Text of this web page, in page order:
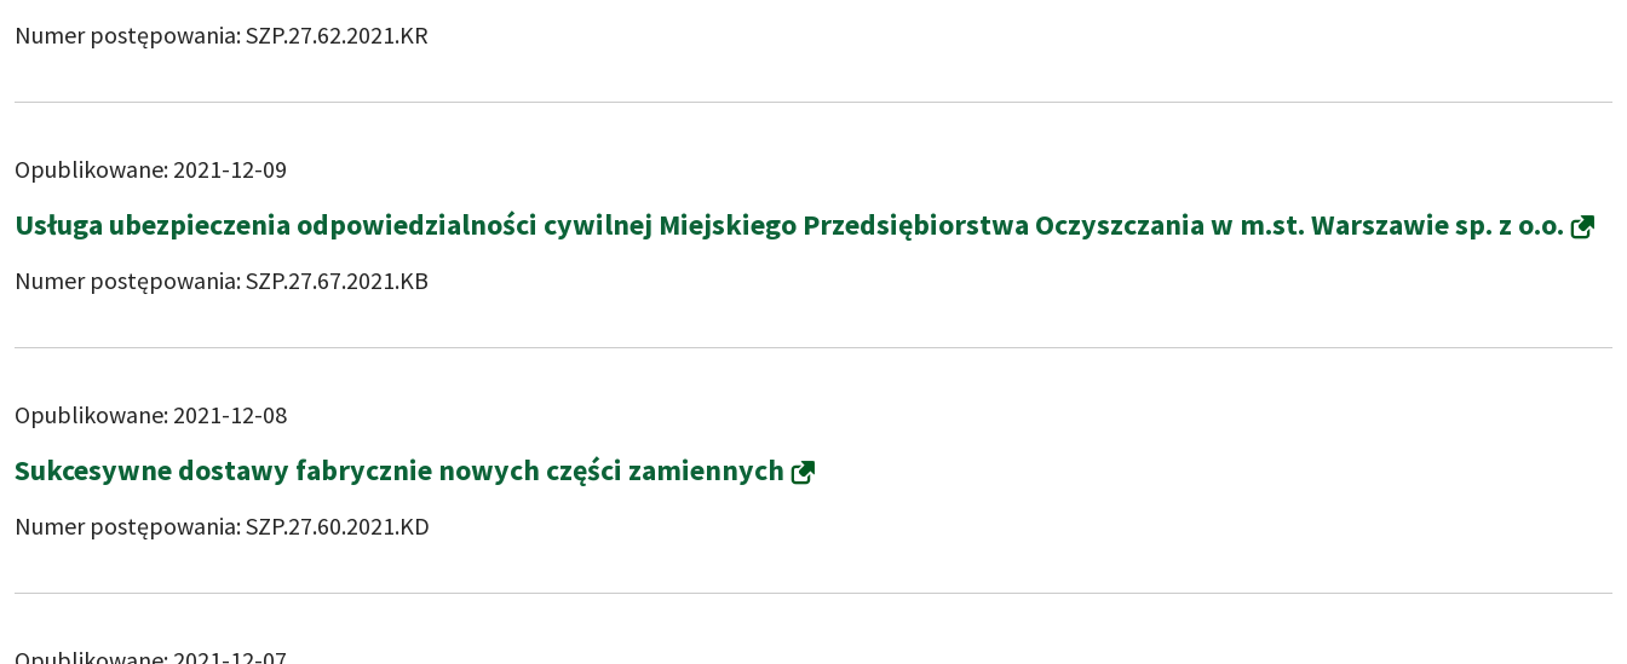
Numer postępowania: SZP.27.62.2021.KR
Opublikowane: 2021-12-09
Usługa ubezpieczenia odpowiedzialności cywilnej Miejskiego Przedsiębiorstwa Oczyszczania w m.st. Warszawie sp. z o.o.
Numer postępowania: SZP.27.67.2021.KB
Opublikowane: 2021-12-08
Sukcesywne dostawy fabrycznie nowych części zamiennych
Numer postępowania: SZP.27.60.2021.KD